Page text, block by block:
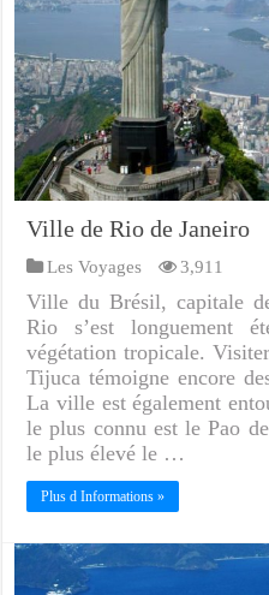
Ville de Rio de Janeiro
Les Voyages 3,911
Ville du Brésil, capitale
Rio s’est longuement
végétation tropicale.
Tijuca témoigne encore
La ville est également
le plus connu est le Pao
le plus élevé le …
Plus d Informations »